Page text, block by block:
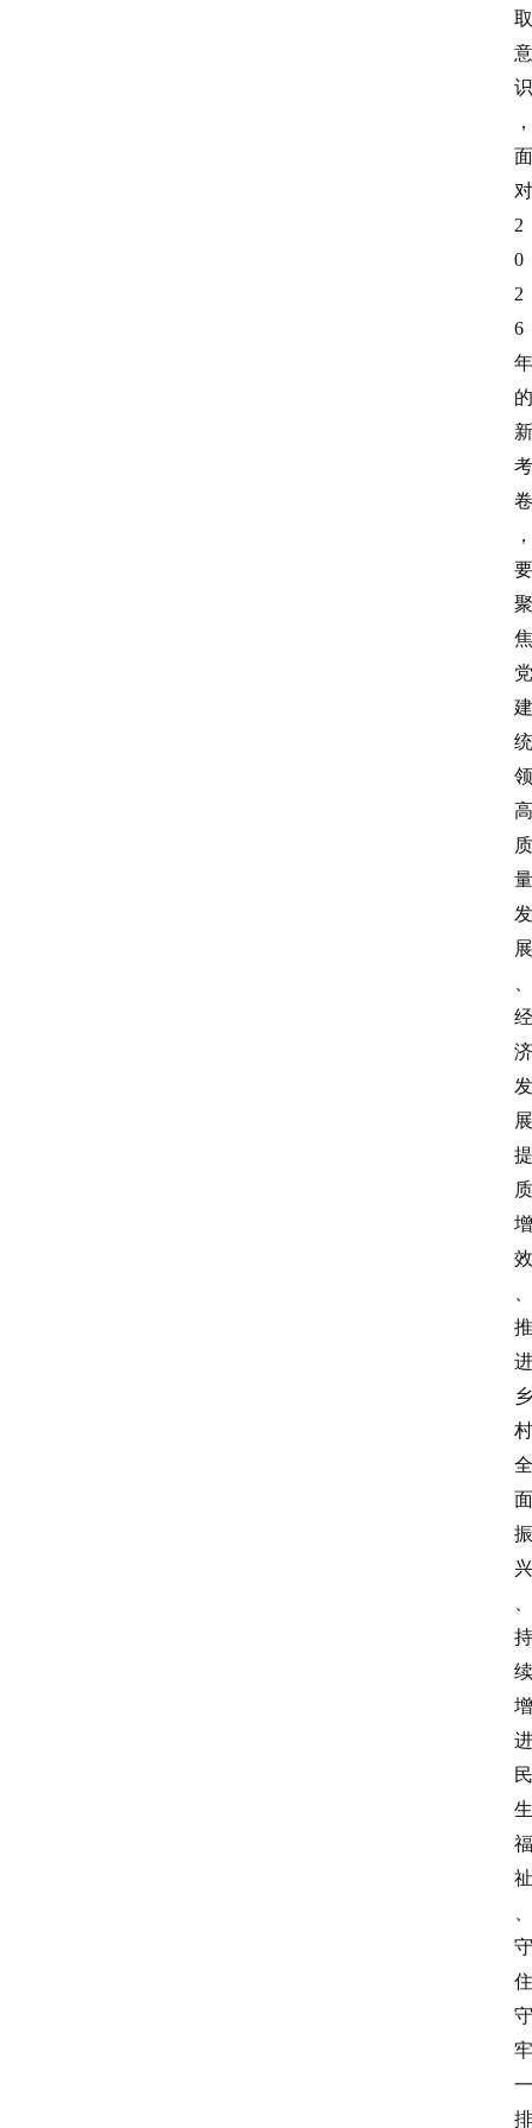
取
意
识
，
面
对
2
0
2
6
年
的
新
考
卷
，
要
聚
焦
党
建
统
领
高
质
量
发
展
经
济
发
展
提
质
增
效
推
进
乡
村
全
面
振
兴
持
续
增
进
民
生
福
祉
守
住
守
牢
一
排